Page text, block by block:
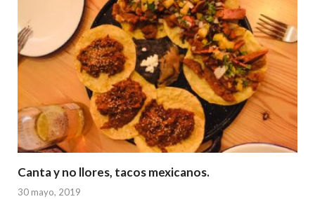
Canta y no llores, tacos mexicanos.
30 mayo, 2019